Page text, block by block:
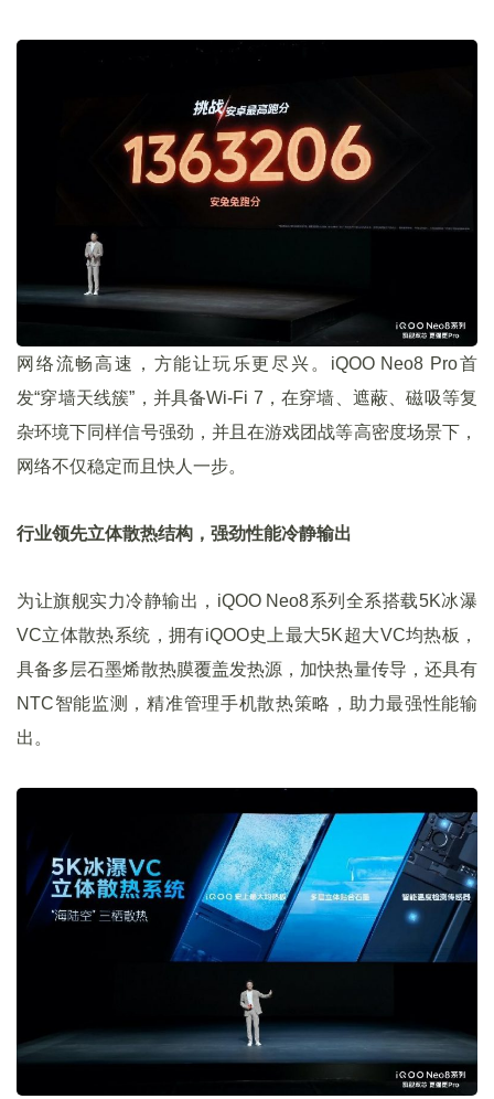
网络流畅高速，方能让玩乐更尽兴。iQOO Neo8 Pro首
发“穿墙天线簇”，并具备Wi-Fi 7，在穿墙、遮蔽、磁吸等复
杂环境下同样信号强劲，并且在游戏团战等高密度场景下，
网络不仅稳定而且快人一步。
行业领先立体散热结构，强劲性能冷静输出
为让旗舰实力冷静输出，iQOO Neo8系列全系搭载5K冰瀑
VC立体散热系统，拥有iQOO史上最大5K超大VC均热板，
具备多层石墨烯散热膜覆盖发热源，加快热量传导，还具有
NTC智能监测，精准管理手机散热策略，助力最强性能输
出。